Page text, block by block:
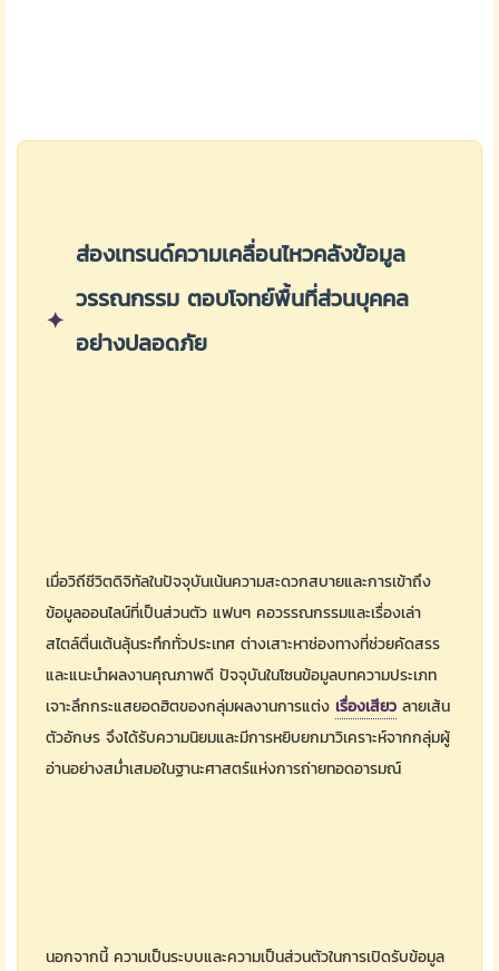
✦
ส่องเทรนด์ความเคลื่อนไหวคลังข้อมูล
วรรณกรรม ตอบโจทย์พื้นที่ส่วนบุคคล
อย่างปลอดภัย
เมื่อวิถีชีวิตดิจิทัลในปัจจุบันเน้นความสะดวกสบายและการเข้าถึง
ข้อมูลออนไลน์ที่เป็นส่วนตัว แฟนๆ คอวรรณกรรมและเรื่องเล่า
สไตล์ตื่นเต้นลุ้นระทึกทั่วประเทศ ต่างเสาะหาช่องทางที่ช่วยคัดสรร
และแนะนำผลงานคุณภาพดี ปัจจุบันในโซนข้อมูลบทความประเภท
เจาะลึกกระแสยอดฮิตของกลุ่มผลงานการแต่ง เรื่องเสียวลายเส้น
ตัวอักษร จึงได้รับความนิยมและมีการหยิบยกมาวิเคราะห์จากกลุ่มผู้
อ่านอย่างสม่ำเสมอในฐานะศาสตร์แห่งการถ่ายทอดอารมณ์
นอกจากนี้ ความเป็นระบบและความเป็นส่วนตัวในการเปิดรับข้อมูล